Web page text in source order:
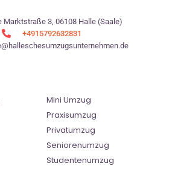
Marktstraße 3, 06108 Halle (Saale)
+4915792632831
Mini Umzug
Praxisumzug
Privatumzug
Seniorenumzug
Studentenumzug